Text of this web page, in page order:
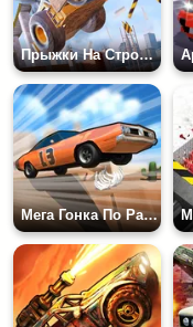
Прыжки На Стройке
Мега Гонка По Рампе